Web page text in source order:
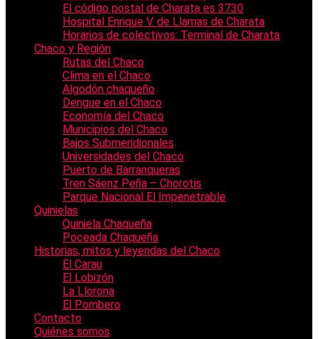
El código postal de Charata es 3730
Hospital Enrique V. de Llamas de Charata
Horarios de colectivos: Terminal de Charata
Chaco y Región
Rutas del Chaco
Clima en el Chaco
Algodón chaqueño
Dengue en el Chaco
Economía del Chaco
Municipios del Chaco
Bajos Submeridionales
Universidades del Chaco
Puerto de Barranqueras
Tren Sáenz Peña – Chorotis
Parque Nacional El Impenetrable
Quinielas
Quiniela Chaqueña
Poceada Chaqueña
Historias, mitos y leyendas del Chaco
El Carau
El Lobizón
La Llorona
El Pombero
Contacto
Quiénes somos